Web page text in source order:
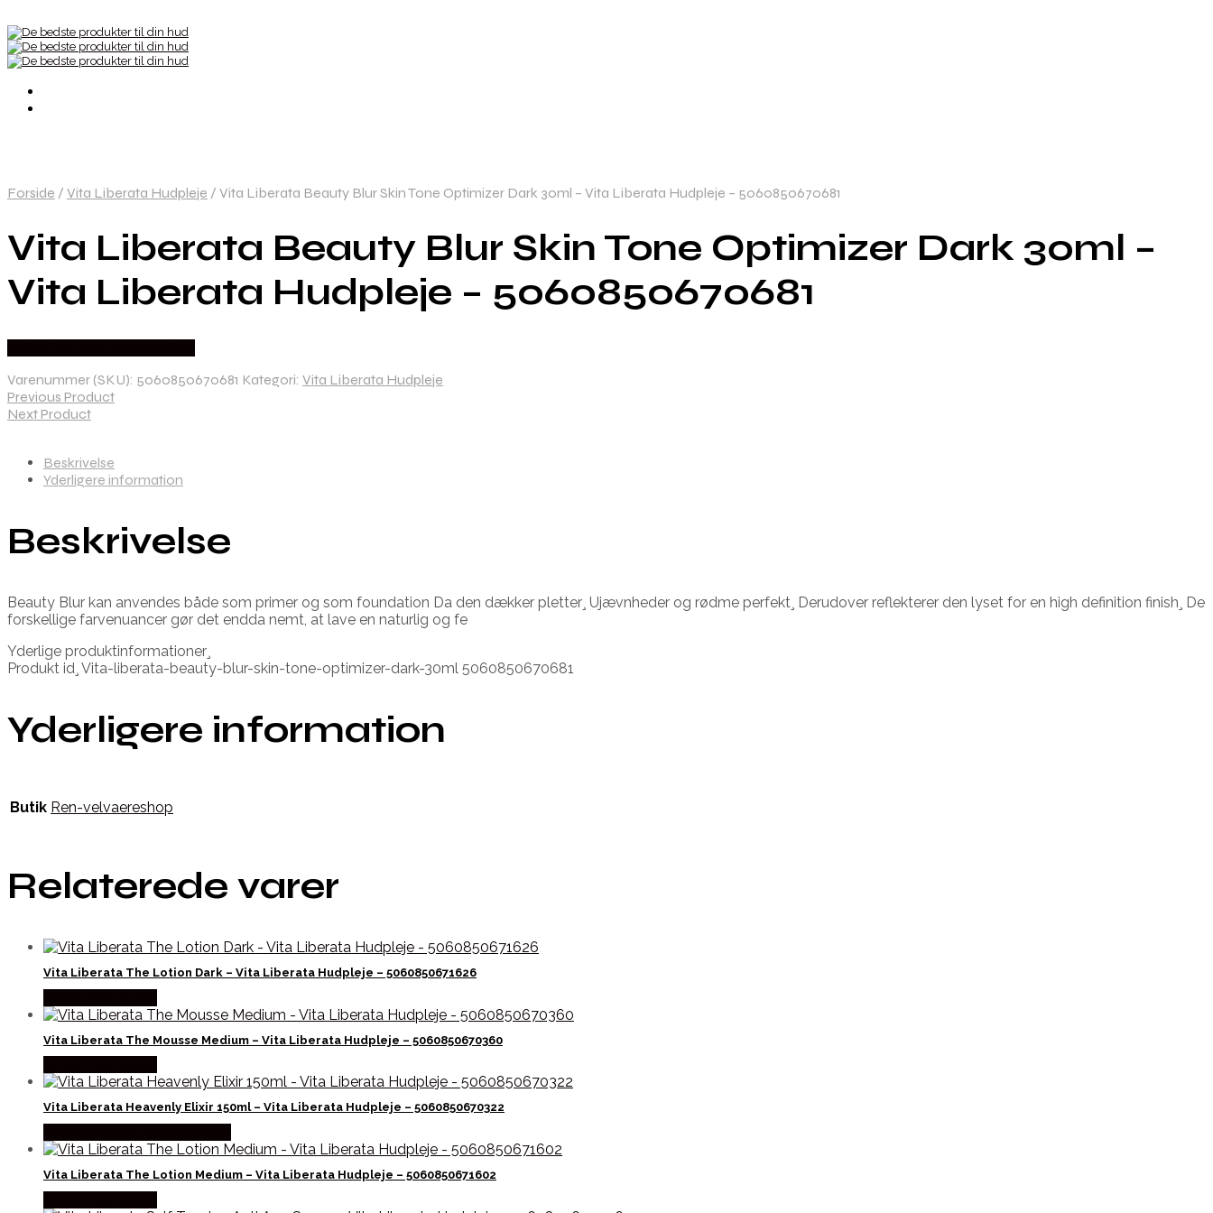
Forside / Vita Liberata Hudpleje / Vita Liberata Beauty Blur Skin Tone Optimizer Dark 30ml – Vita Liberata Hudpleje – 5060850670681
Vita Liberata Beauty Blur Skin Tone Optimizer Dark 30ml –
Vita Liberata Hudpleje – 5060850670681
Varenummer (SKU): 5060850670681 Kategori: Vita Liberata Hudpleje
Previous Product
Next Product
Beskrivelse
Yderligere information
Beskrivelse
Beauty Blur kan anvendes både som primer og som foundation Da den dækker pletter¸ Ujævnheder og rødme perfekt¸ Derudover reflekterer den lyset for en high definition finish¸ De
forskellige farvenuancer gør det endda nemt, at lave en naturlig og fe
Yderlige produktinformationer¸
Produkt id¸ Vita-liberata-beauty-blur-skin-tone-optimizer-dark-30ml 5060850670681
Yderligere information
Butik Ren-velvaereshop
Relaterede varer
Vita Liberata The Lotion Dark – Vita Liberata Hudpleje – 5060850671626
Vita Liberata The Mousse Medium – Vita Liberata Hudpleje – 5060850670360
Vita Liberata Heavenly Elixir 150ml – Vita Liberata Hudpleje – 5060850670322
Vita Liberata The Lotion Medium – Vita Liberata Hudpleje – 5060850671602